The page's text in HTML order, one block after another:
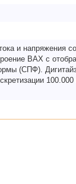
и напряжения
ВАХ с
(СПФ).